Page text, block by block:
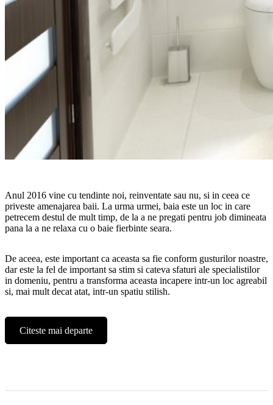
Anul 2016 vine cu tendinte noi, reinventate sau nu, si in ceea ce
priveste amenajarea baii. La urma urmei, baia este un loc in care
petrecem destul de mult timp, de la a ne pregati pentru job dimineata
pana la a ne relaxa cu o baie fierbinte seara.
De aceea, este important ca aceasta sa fie conform gusturilor noastre,
dar este la fel de important sa stim si cateva sfaturi ale specialistilor
in domeniu, pentru a transforma aceasta incapere intr-un loc agreabil
si, mai mult decat atat, intr-un spatiu stilish.
Citeste mai departe